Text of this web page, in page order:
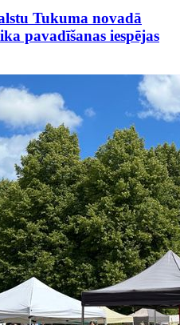
Tukuma novadā
pavadīšanas iespējas